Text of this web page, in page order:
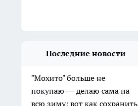
Последние новости
"Мохито" больше не
покупаю — делаю сама на
всю зиму: вот как сохранить